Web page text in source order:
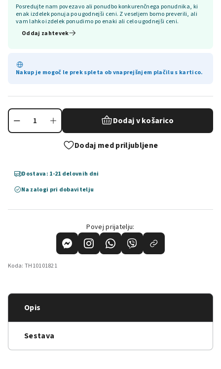
Posredujte nam povezavo ali ponudbo konkurenčnega ponudnika, ki
enak izdelek ponuja po ugodnejši ceni. Z veseljem bomo preverili, ali
vam lahko izdelek ponudimo po enaki ali celo ugodnejši ceni.
Oddaj zahtevek
Nakup je mogoč le prek spleta ob vnaprejšnjem plačilu s kartico.
Dodaj v košarico
Dodaj med priljubljene
Dostava: 1-21 delovnih dni
Na zalogi pri dobavitelju
Povej prijatelju:
Koda: TH10101821
Opis
Sestava